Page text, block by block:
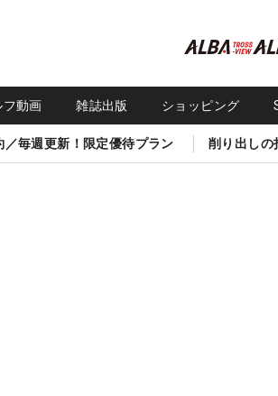
フ動画 雑誌出版 ショッピング
／毎週更新！限定優待プラン 削り出しの